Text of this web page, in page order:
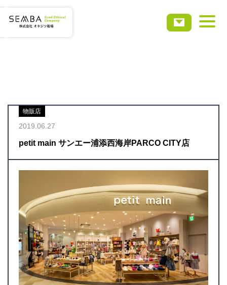
事業・サービス
実績事例
お知らせ
採用情報
物販店
2019.06.27
petit main サンエー浦添西海岸PARCO CITY店